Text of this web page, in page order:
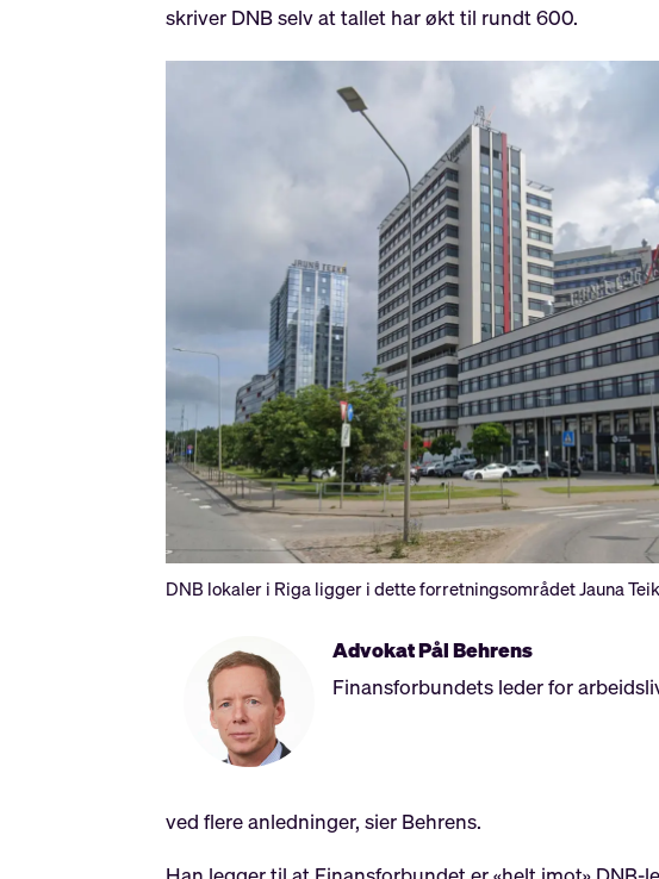
skriver DNB selv at tallet har økt til rundt 600.
DNB lokaler i Riga ligger i dette forretningsområdet Jauna
Advokat PålBehrens
Finansforbundets leder for
ved flere anledninger, sier Behrens.